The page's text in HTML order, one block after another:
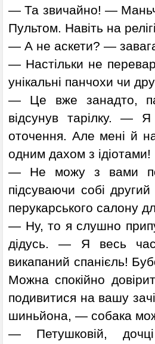
— Та звичайно! —
Пультом. Навіть на
— А не аскети? —
— Настільки не
унікальні панчохи чи
— Це вже занадто,
відсунув тарілку. —
оточення. Але мені й
одним дахом з ідіотами!
— Не можу з вами
підсуваючи собі
перукарського салону
— Ну, то я слушно
дідусь. — Я весь
викапаний спанієль!
Можна спокійно
подивитися на вашу
шиньйона, — собака
— Петушковій,